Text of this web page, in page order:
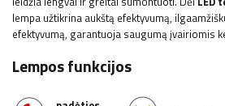
lempa užtikrina aukštą efektyvumą,
efektyvumą, garantuoja saugumą įvairiomis
Lempos funkcijos